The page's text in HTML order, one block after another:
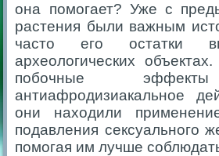
она помогает? Уже с
растения были важным
часто его остатки
археологических
побочные
антиафродизиакальное
они находили
подавления сексуального
помогая им лучше